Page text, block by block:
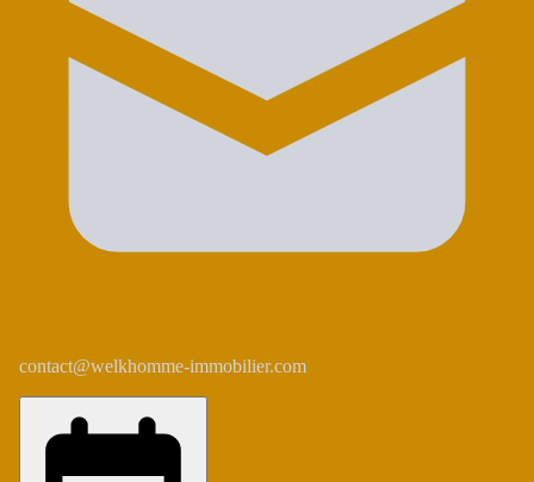
contact@welkhomme-immobilier.com